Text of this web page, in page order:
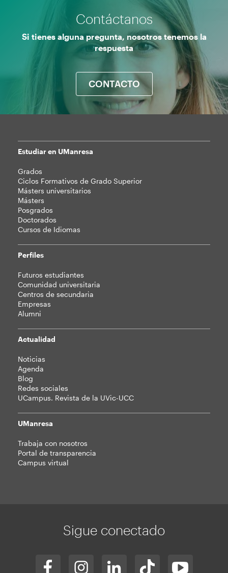
Contáctanos
Si tienes alguna pregunta, nosotros tenemos la
respuesta
CONTACTO
Mapa
web
Estudiar en UManresa
Grados
Ciclos Formativos de Grado Superior
Másters universitarios
Másters
Posgrados
Doctorados
Cursos de Idiomas
Perfiles
Futuros estudiantes
Comunidad universitaria
Centros de secundaria
Empresas
Alumni
Actualidad
Noticias
Agenda
Blog
Redes sociales
UCampus. Revista de la UVic-UCC
UManresa
Trabaja con nosotros
Portal de transparencia
Campus virtual
Sigue conectado